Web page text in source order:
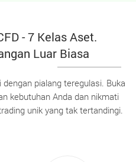
- 7 Kelas Aset.
Luar Biasa
pialang teregulasi. Buka
kebutuhan Anda dan nikmati
unik yang tak tertandingi.